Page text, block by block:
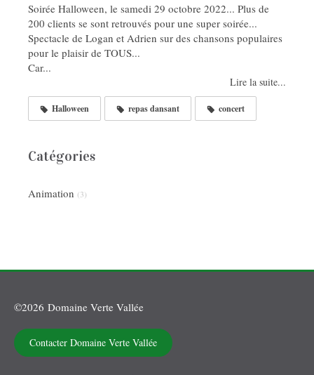
Soirée Halloween, le samedi 29 octobre 2022... Plus de
200 clients se sont retrouvés pour une super soirée...
Spectacle de Logan et Adrien sur des chansons populaires
pour le plaisir de TOUS...
Car...
Lire la suite...
Halloween repas dansant concert
Catégories
Animation (3)
©2026 Domaine Verte Vallée
Contacter Domaine Verte Vallée